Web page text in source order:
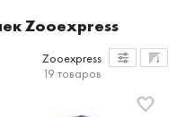
Zooexpress
Zooexpress
19 товаров